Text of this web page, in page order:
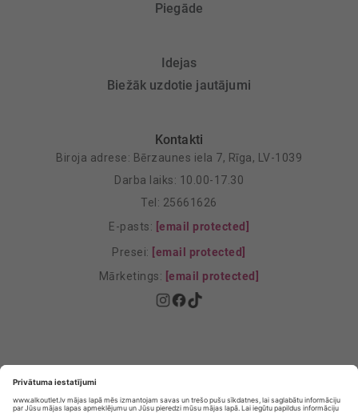
Piegāde
Idejas
Biežāk uzdotie jautājumi
Kontakti
Biroja adrese: Bērzaunes iela 7, Rīga, LV-1039
Darba laiks: 10.00-17.30
Tel: 25661626
E-pasts: [email protected]
Presei: [email protected]
Mārketings: [email protected]
Privātuma Iestatījumi